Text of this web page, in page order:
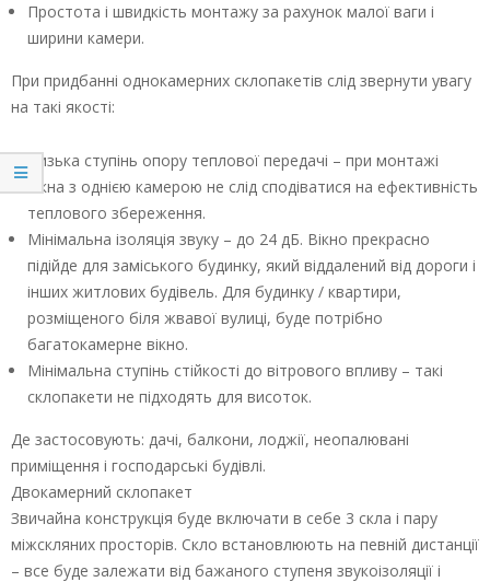
Простота і швидкість монтажу за рахунок малої ваги і
ширини камери.
При придбанні однокамерних склопакетів слід звернути увагу
на такі якості:
Низька ступінь опору теплової передачі – при монтажі
вікна з однією камерою не слід сподіватися на ефективність
теплового збереження.
Мінімальна ізоляція звуку – до 24 дБ. Вікно прекрасно
підійде для заміського будинку, який віддалений від дороги і
інших житлових будівель. Для будинку / квартири,
розміщеного біля жвавої вулиці, буде потрібно
багатокамерне вікно.
Мінімальна ступінь стійкості до вітрового впливу – такі
склопакети не підходять для висоток.
Де застосовують: дачі, балкони, лоджії, неопалювані
приміщення і господарські будівлі.
Двокамерний склопакет
Звичайна конструкція буде включати в себе 3 скла і пару
міжскляних просторів. Скло встановлюють на певній дистанції
– все буде залежати від бажаного ступеня звукоізоляції і